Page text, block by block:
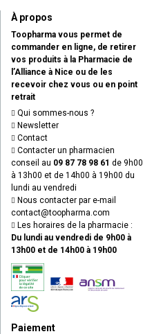
À propos
Toopharma vous permet de
commander en ligne, de retirer
vos produits à la Pharmacie de
l’Alliance à Nice ou de les
recevoir chez vous ou en point
retrait
Qui sommes-nous ?
Newsletter
Contact
Contacter un pharmacien
conseil au 09 87 78 98 61 de 9h00
à 13h00 et de 14h00 à 19h00 du
lundi au vendredi
Nous contacter par e-mail
contact@toopharma.com
Les horaires de la pharmacie :
Du lundi au vendredi de 9h00 à
13h00 et de 14h00 à 19h00
Paiement